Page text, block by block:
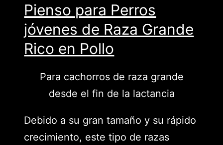
Pienso para Perros
jóvenes de Raza Grande
Rico en Pollo
Para cachorros de raza grande
desde el fin de la lactancia
Debido a su gran tamaño y su rápido
crecimiento, este tipo de razas